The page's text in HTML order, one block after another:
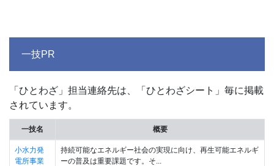
一技PR
「ひとわざ」担当連絡先は、「ひとわざシート」毎に掲載
されています。
一技名 概要
小水力発
電所事業
持続可能なエネルギー社会の実現に向け、再生可能エネルギ
ーの普及は重要課題です。そ...